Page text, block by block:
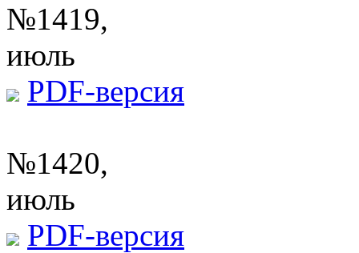
№1419,
июль
PDF-версия
№1420,
июль
PDF-версия